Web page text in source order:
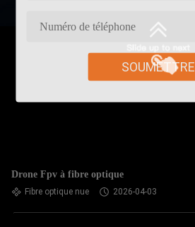
SOUMETTRE
Drone Fpv à fibre optique
Fibre optique nue 2026-04-03